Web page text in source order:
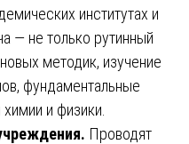
институтах и
— не только рутинный
методик, изучение
фундаментальные
и физики.
Проводят